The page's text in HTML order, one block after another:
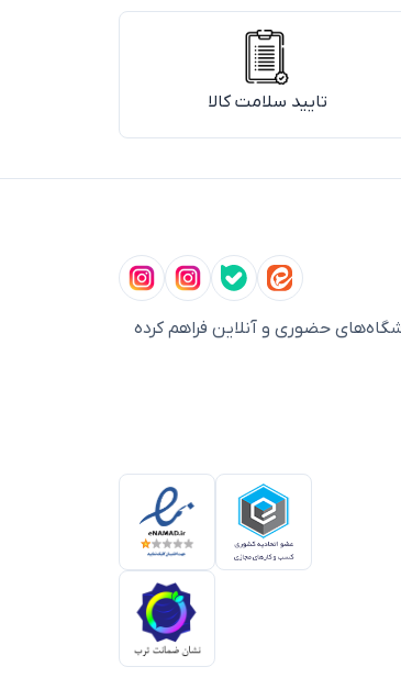
تایید سلامت کالا
حضوری و آنلاین فراهم کرده